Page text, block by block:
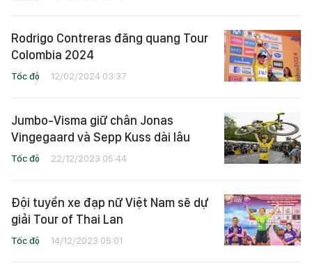
Rodrigo Contreras đăng quang Tour
Colombia 2024
Tốc độ 12/02/2024 03:37
Jumbo-Visma giữ chân Jonas
Vingegaard và Sepp Kuss dài lâu
Tốc độ 22/12/2023 05:44
Đội tuyển xe đạp nữ Việt Nam sẽ dự
giải Tour of Thai Lan
Tốc độ 14/12/2023 05:01